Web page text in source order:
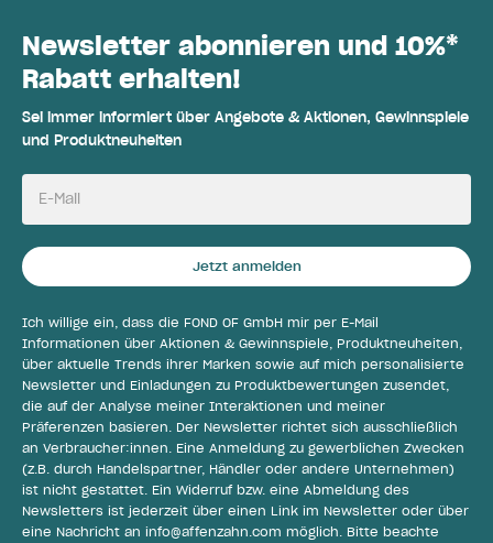
Newsletter abonnieren und 10%*
Rabatt erhalten!
Sei immer informiert über Angebote & Aktionen, Gewinnspiele
und Produktneuheiten
E-Mail
Jetzt anmelden
Ich willige ein, dass die FOND OF GmbH mir per E-Mail
Informationen über Aktionen & Gewinnspiele, Produktneuheiten,
über aktuelle Trends ihrer Marken sowie auf mich personalisierte
Newsletter und Einladungen zu Produktbewertungen zusendet,
die auf der Analyse meiner Interaktionen und meiner
Präferenzen basieren. Der Newsletter richtet sich ausschließlich
an Verbraucher:innen. Eine Anmeldung zu gewerblichen Zwecken
(z.B. durch Handelspartner, Händler oder andere Unternehmen)
ist nicht gestattet. Ein Widerruf bzw. eine Abmeldung des
Newsletters ist jederzeit über einen Link im Newsletter oder über
eine Nachricht an info@affenzahn.com möglich. Bitte beachte